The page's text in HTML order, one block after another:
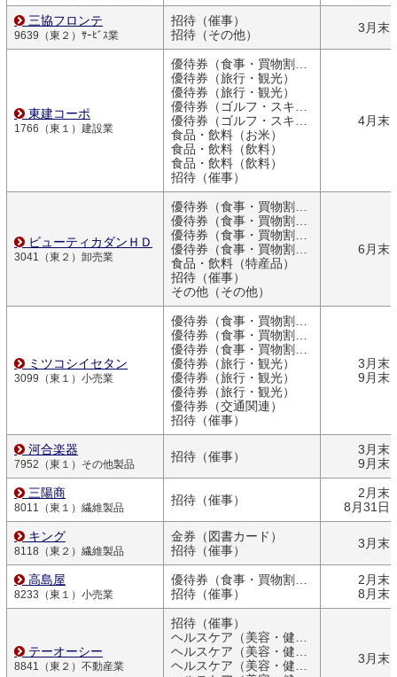
三協フロンテ
9639（東２）ｻｰﾋﾞｽ業
招待（催事）
招待（その他）
3月末
東建コーポ
1766（東１）建設業
優待券（食事・買物割引券）
優待券（旅行・観光）
優待券（旅行・観光）
優待券（ゴルフ・スキー）
優待券（ゴルフ・スキー）
食品・飲料（お米）
食品・飲料（飲料）
食品・飲料（飲料）
招待（催事）
4月末
ビューティカダンＨＤ
3041（東２）卸売業
優待券（食事・買物割引券）
優待券（食事・買物割引券）
優待券（食事・買物割引券）
優待券（食事・買物割引券）
食品・飲料（特産品）
招待（催事）
その他（その他）
6月末
ミツコシイセタン
3099（東１）小売業
優待券（食事・買物割引券）
優待券（食事・買物割引券）
優待券（食事・買物割引券）
優待券（旅行・観光）
優待券（旅行・観光）
優待券（旅行・観光）
優待券（交通関連）
招待（催事）
3月末
9月末
河合楽器
7952（東１）その他製品
招待（催事）
3月末
9月末
三陽商
8011（東１）繊維製品
招待（催事）
2月末
8月31日
キング
8118（東２）繊維製品
金券（図書カード）
招待（催事）
3月末
高島屋
8233（東１）小売業
優待券（食事・買物割引券）
招待（催事）
2月末
8月末
テーオーシー
8841（東２）不動産業
招待（催事）
ヘルスケア（美容・健康関連商品）
ヘルスケア（美容・健康関連商品）
ヘルスケア（美容・健康関連商品）
3月末